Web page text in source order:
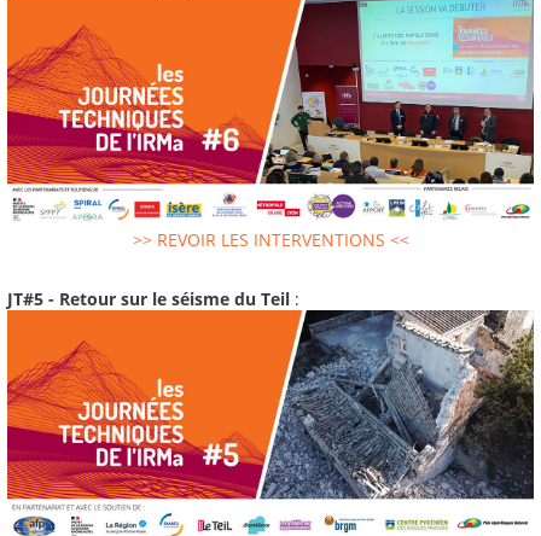
>> REVOIR LES INTERVENTIONS <<
JT#5 - Retour sur le séisme du Teil :